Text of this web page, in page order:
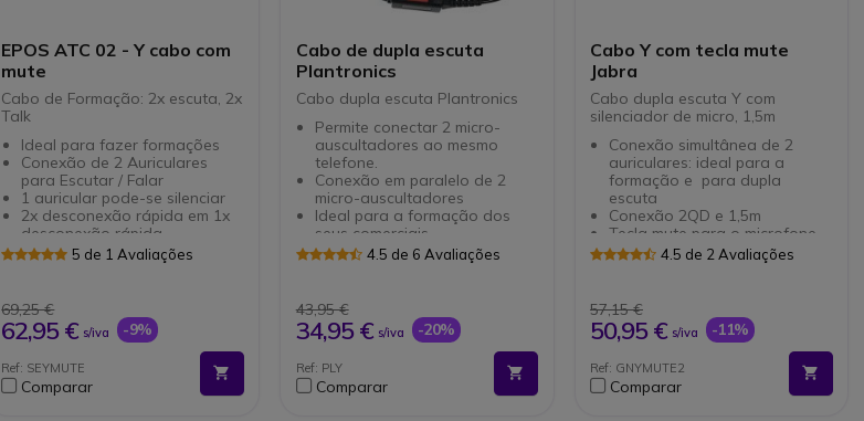
EPOS ATC 02 - Y cabo com
mute
Cabo de Formação: 2x escuta, 2x
Talk
Ideal para fazer formações
Conexão de 2 Auriculares
para Escutar / Falar
1 auricular pode-se silenciar
2x desconexão rápida em 1x
desconexão rápida
Ref. do fornecedor: 502175
5 de 1 Avaliações
69,25 €
62,95 € s/iva -9%
Ref: SEYMUTE
Comparar
Cabo de dupla escuta
Plantronics
Cabo dupla escuta Plantronics
Permite conectar 2 micro-
auscultadores ao mesmo
telefone.
Conexão em paralelo de 2
micro-auscultadores
Ideal para a formação dos
seus comerciais
4.5 de 6 Avaliações
43,95 €
34,95 € s/iva -20%
Ref: PLY
Comparar
Cabo Y com tecla mute
Jabra
Cabo dupla escuta Y com
silenciador de micro, 1,5m
Conexão simultânea de 2
auriculares: ideal para a
formação e para dupla
escuta
Conexão 2QD e 1,5m
Tecla mute para o microfone
do supervisor: poderá falar
Comaptível com os auriculares
de cabo GNNetcom Jabra
1,5m
4.5 de 2 Avaliações
57,15 €
50,95 € s/iva -11%
Ref: GNYMUTE2
Comparar